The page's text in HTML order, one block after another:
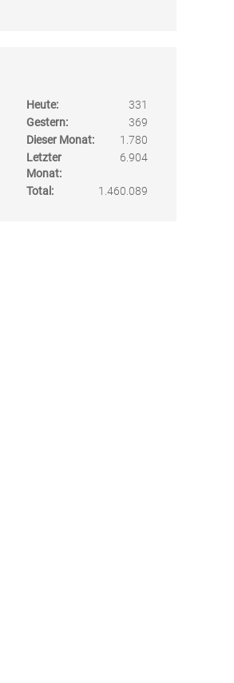
Heute:
331
Gestern:
369
Dieser Monat:
1.780
Letzter
Monat:
6.904
Total: 1.460.089